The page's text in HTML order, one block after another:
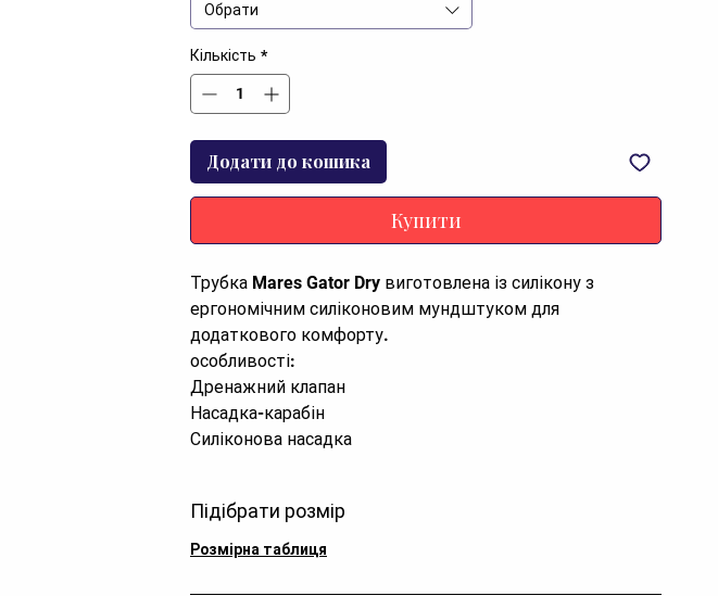
Обрати
Кількість *
Додати до кошика
Купити
Трубка Mares Gator Dry виготовлена із силікону з
ергономічним силіконовим мундштуком для
додаткового комфорту.
особливості:
Дренажний клапан
Насадка-карабін
Силіконова насадка
Підібрати розмір
Розмірна таблиця